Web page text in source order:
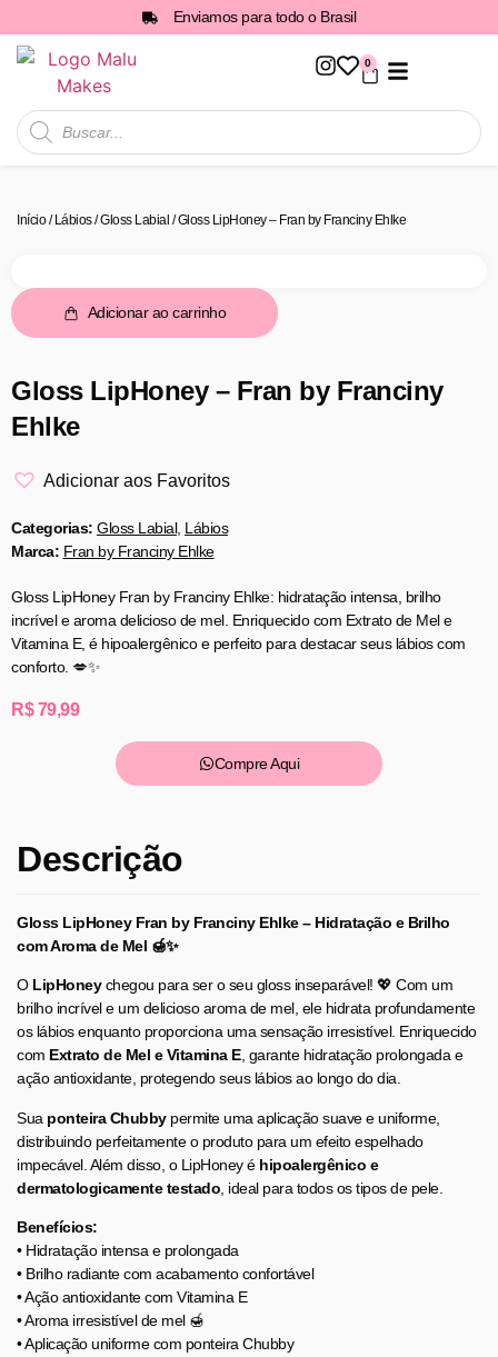
Enviamos para todo o Brasil
0
Início/ Lábios/Gloss Labial / Gloss LipHoney – Fran by Franciny Ehlke
Gloss LipHoney – Fran by Franciny
Ehlke
Adicionar aos Favoritos
Categorias: Gloss Labial, Lábios
Marca: Fran by Franciny Ehlke
Gloss LipHoney Fran by Franciny Ehlke: hidratação intensa, brilho
incrível e aroma delicioso de mel. Enriquecido com Extrato de Mel e
Vitamina E, é hipoalergênico e perfeito para destacar seus lábios com
conforto. 💋✨
R$79,99
Adicionar ao carrinho
Compre Aqui
Descrição
Gloss LipHoney Fran by Franciny Ehlke – Hidratação e Brilho
com Aroma de Mel 🍯✨
O LipHoneychegou para ser o seu gloss inseparável! 💖 Com um
brilho incrível e um delicioso aroma de mel, ele hidrata profundamente
os lábios enquanto proporciona uma sensação irresistível. Enriquecido
com Extrato de Mel e Vitamina E, garante hidratação prolongada e
ação antioxidante, protegendo seus lábios ao longo do dia.
Sua ponteira Chubbypermite uma aplicação suave e uniforme,
distribuindo perfeitamente o produto para um efeito espelhado
impecável. Além disso, o LipHoney é hipoalergênico e
dermatologicamente testado , ideal para todos os tipos de pele.
Benefícios:
• Hidratação intensa e prolongada
• Brilho radiante com acabamento confortável
• Ação antioxidante com Vitamina E
• Aroma irresistível de mel 🍯
• Aplicação uniforme com ponteira Chubby